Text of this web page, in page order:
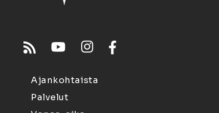
Ajankohtaista
Palvelut